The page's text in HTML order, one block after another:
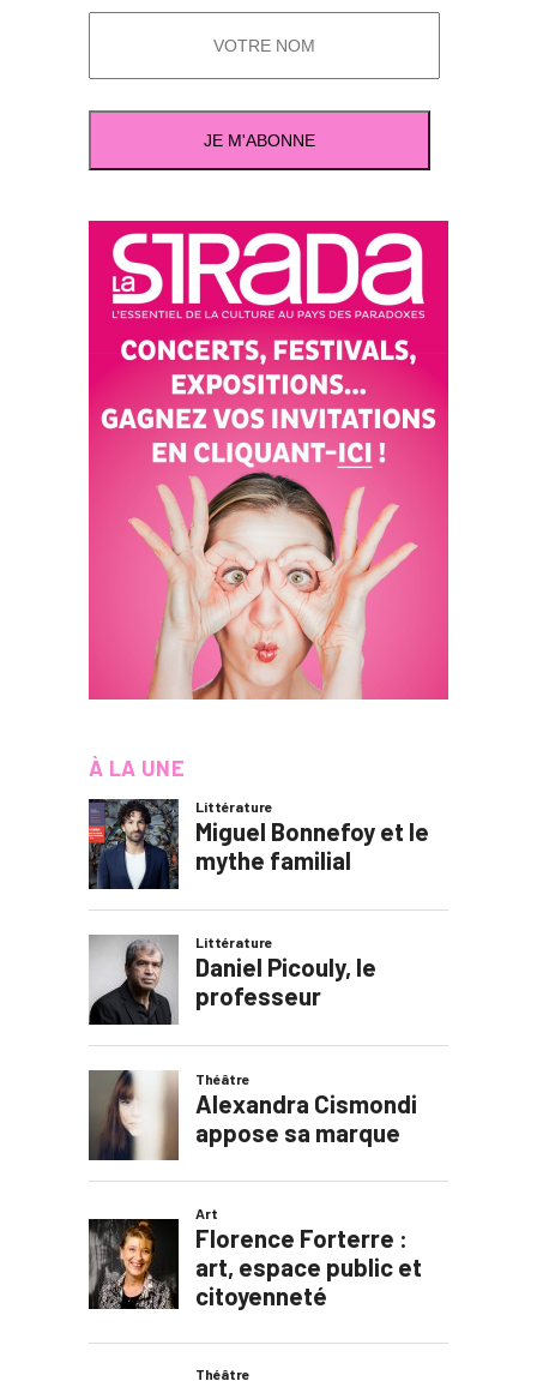
À LA UNE